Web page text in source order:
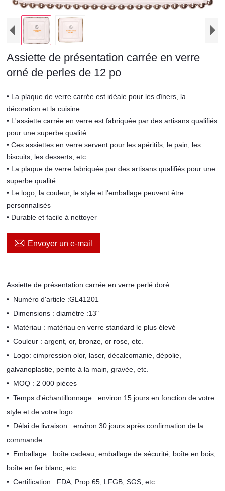
Assiette de présentation carrée en verre
orné de perles de 12 po
• La plaque de verre carrée est idéale pour les dîners, la
décoration et la cuisine
• L'assiette carrée en verre est fabriquée par des artisans qualifiés
pour une superbe qualité
• Ces assiettes en verre servent pour les apéritifs, le pain, les
biscuits, les desserts, etc.
• La plaque de verre fabriquée par des artisans qualifiés pour une
superbe qualité
• Le logo, la couleur, le style et l'emballage peuvent être
personnalisés
• Durable et facile à nettoyer
 Envoyer un e-mail
Assiette de présentation carrée en verre perlé doré
• Numéro d'article :GL41201
• Dimensions : diamètre :13"
• Matériau : matériau en verre standard le plus élevé
•Couleur : argent, or, bronze, or rose, etc.
• Logo: cimpression olor, laser, décalcomanie, dépolie,
galvanoplastie, peinte à la main, gravée, etc.
• MOQ : 2 000 pièces
• Temps d'échantillonnage : environ 15 jours en fonction de votre
style et de votre logo
• Délai de livraison : environ 30 jours après confirmation de la
commande
• Emballage : boîte cadeau, emballage de sécurité, boîte en bois,
boîte en fer blanc, etc.
• Certification : FDA, Prop 65, LFGB, SGS, etc.